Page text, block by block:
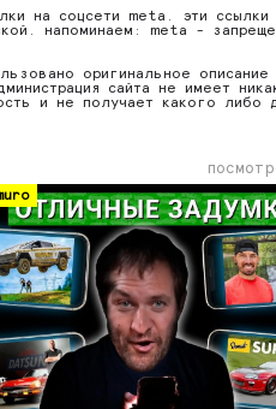
на соцсети meta. эти ссылки
напоминаем: meta -
оригинальное
сайта не имеет
и не получает какого либо